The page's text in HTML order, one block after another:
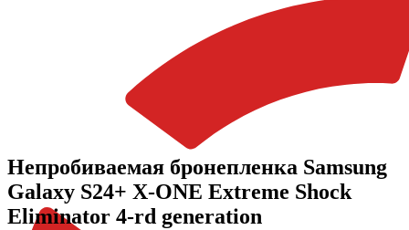
Непробиваемая бронепленка Samsung
Galaxy S24+ X-ONE Extreme Shock
Eliminator 4-rd generation